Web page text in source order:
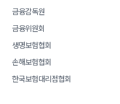
금융감독원
금융위원회
생명보험협회
손해보험협회
한국보험대리점협회